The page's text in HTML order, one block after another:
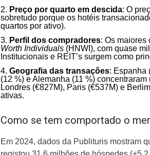
Preço por quarto em descida: O
sobretudo porque os hotéis
quartos por ativo).
Perfil dos compradores: Os maiores
Worth Individuals (HNWI), com quase
Institucionais e REIT’s surgem como
Geografia das transações: Espanha
(12 %) e Alemanha (11 %)
Londres (€827M), Paris (€537M) e
ativas.
Como se tem comportado o
Em 2024, dados da Publituris mostram